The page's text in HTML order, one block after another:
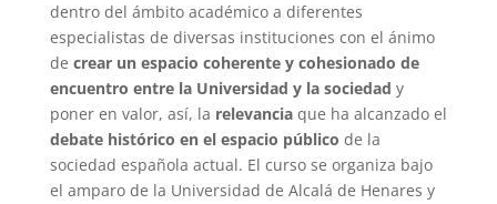
dentro del ámbito académico a diferentes
especialistas de diversas instituciones con el ánimo
de crear un espacio coherente y cohesionado de
encuentro entre la Universidad y la sociedad y
poner en valor, así, la relevancia que ha alcanzado el
debate histórico en el espacio público de la
sociedad española actual. El curso se organiza bajo
el amparo de la Universidad de Alcalá de Henares y